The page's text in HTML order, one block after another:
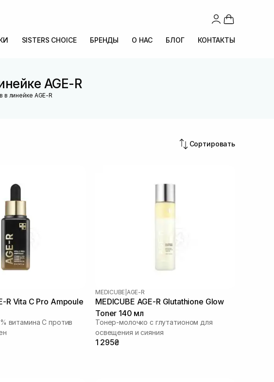
SISTERS CHOICE БРЕНДЫ О НАС БЛОГ КОНТАКТЫ
AGE-R
в линейке AGE-R
Сортировать
R Vita C Pro Ampoule
витамина С против
MEDICUBE AGE-R
MEDICUBE AGE-R Glutathione Glow
Toner 140 мл
Тонер-молочко с глутатионом для
освещения и сияния
1 295₴